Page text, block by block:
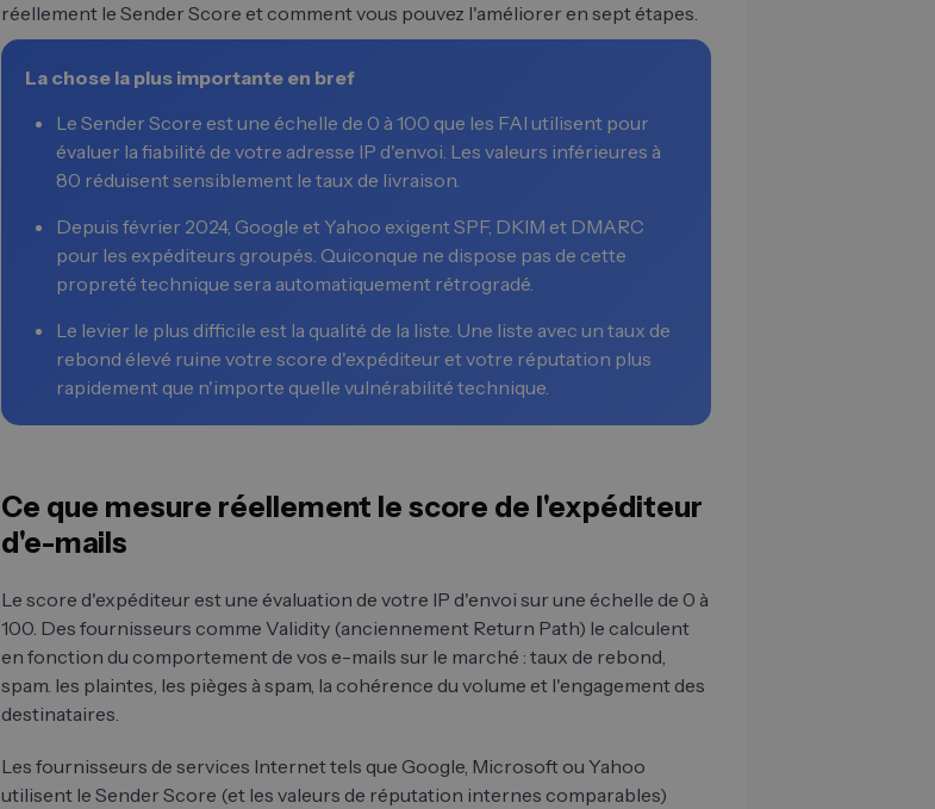
réellement le Sender Score et comment vous pouvez l'améliorer en sept étapes.
La chose la plus importante en bref
Le Sender Score est une échelle de 0 à 100 que les FAI utilisent pour
évaluer la fiabilité de votre adresse IP d'envoi. Les valeurs inférieures à
80 réduisent sensiblement le taux de livraison.
Depuis février 2024, Google et Yahoo exigent SPF, DKIM et DMARC
pour les expéditeurs groupés. Quiconque ne dispose pas de cette
propreté technique sera automatiquement rétrogradé.
Le levier le plus difficile est la qualité de la liste. Une liste avec un taux de
rebond élevé ruine votre score d'expéditeur et votre réputation plus
rapidement que n'importe quelle vulnérabilité technique.
Ce que mesure réellement le score de l'expéditeur
d'e-mails
Le score d'expéditeur est une évaluation de votre IP d'envoi sur une échelle de 0 à
100. Des fournisseurs comme Validity (anciennement Return Path) le calculent
en fonction du comportement de vos e-mails sur le marché : taux de rebond,
spam. les plaintes, les pièges à spam, la cohérence du volume et l'engagement des
destinataires.
Les fournisseurs de services Internet tels que Google, Microsoft ou Yahoo
utilisent le Sender Score (et les valeurs de réputation internes comparables)